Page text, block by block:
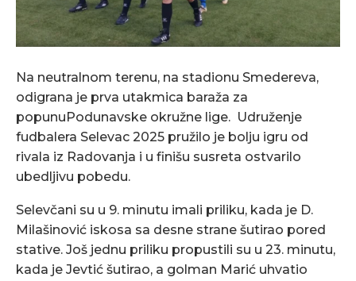
Na neutralnom terenu, na stadionu Smedereva,
odigrana je prva utakmica baraža za
popunuPodunavske okružne lige. Udruženje
fudbalera Selevac 2025 pružilo je bolju igru od
rivala iz Radovanja i u finišu susreta ostvarilo
ubedljivu pobedu.
Selevčani su u 9. minutu imali priliku, kada je D.
Milašinović iskosa sa desne strane šutirao pored
stative. Još jednu priliku propustili su u 23. minutu,
kada je Jevtić šutirao, a golman Marić uhvatio